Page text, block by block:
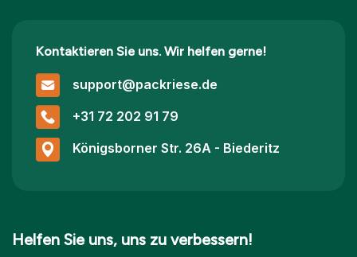
Kontaktieren Sie uns. Wir helfen gerne!
support@packriese.de
+31 72 202 91 79
Königsborner Str. 26A - Biederitz
Helfen Sie uns, uns zu verbessern!